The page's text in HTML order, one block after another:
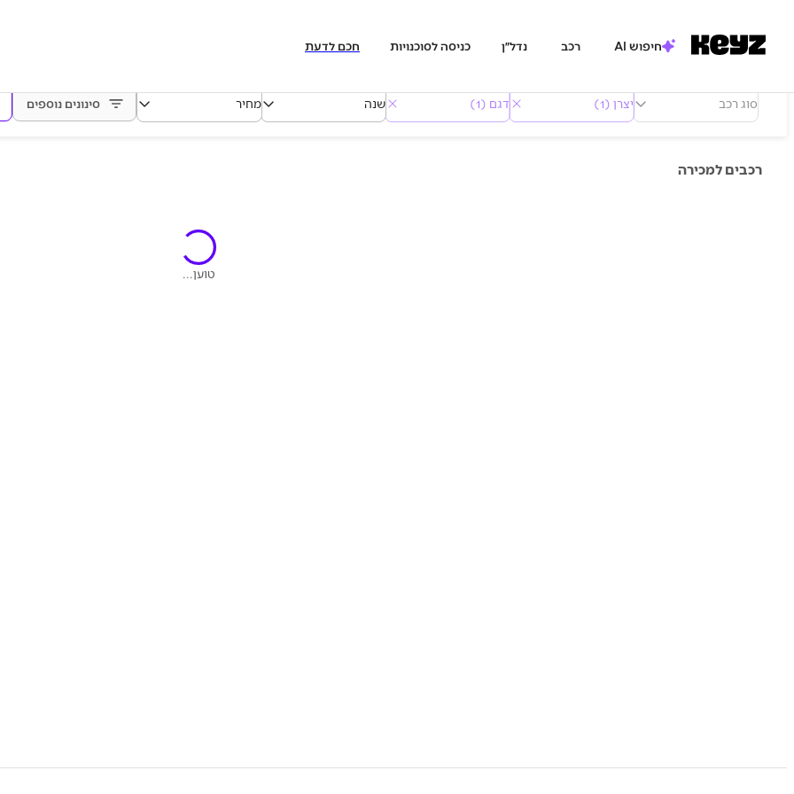
חיפוש AI רכב נדל״ן כניסה לסוכנויות חכם לדעת
סוג רכב יצרן (1) דגם (1) שנה מחיר סינונים נוספים
רכבים למכירה
טוען...